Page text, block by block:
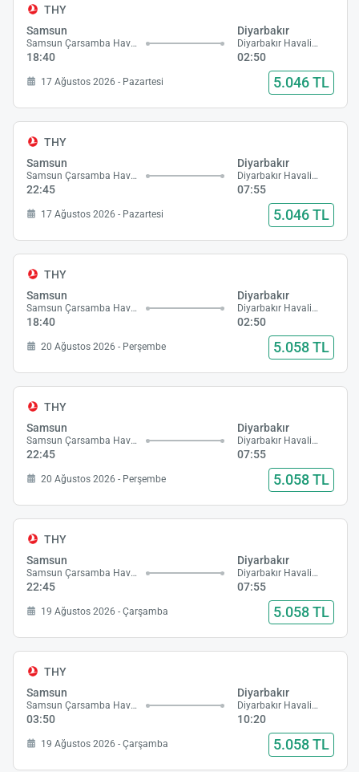
THY
Samsun
Samsun Çarsamba Havalimanı
18:40
Diyarbakır
Diyarbakır Havalimanı
02:50
17 Ağustos 2026 - Pazartesi 5.046 TL
THY
Samsun
Samsun Çarsamba Havalimanı
22:45
Diyarbakır
Diyarbakır Havalimanı
07:55
17 Ağustos 2026 - Pazartesi 5.046 TL
THY
Samsun
Samsun Çarsamba Havalimanı
18:40
Diyarbakır
Diyarbakır Havalimanı
02:50
20 Ağustos 2026 - Perşembe 5.058 TL
THY
Samsun
Samsun Çarsamba Havalimanı
22:45
Diyarbakır
Diyarbakır Havalimanı
07:55
20 Ağustos 2026 - Perşembe 5.058 TL
THY
Samsun
Samsun Çarsamba Havalimanı
22:45
Diyarbakır
Diyarbakır Havalimanı
07:55
19 Ağustos 2026 - Çarşamba 5.058 TL
THY
Samsun
Samsun Çarsamba Havalimanı
03:50
Diyarbakır
Diyarbakır Havalimanı
10:20
19 Ağustos 2026 - Çarşamba 5.058 TL